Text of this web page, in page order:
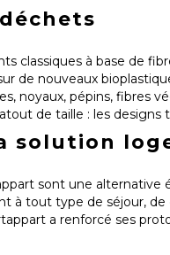
classiques à base de
de nouveaux
noyaux, pépins, fibres
de taille : les
solution
sont une alternative
à tout type de séjour,
a renforcé ses